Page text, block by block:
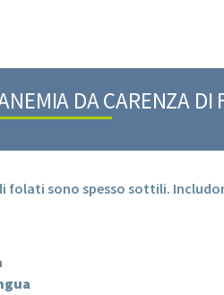
DA CARENZA DI
folati sono spesso sottili.